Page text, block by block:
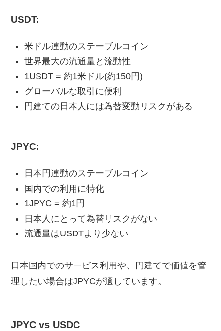
USDT:
米ドル連動のステーブルコイン
世界最大の流通量と流動性
1USDT = 約1米ドル(約150円)
グローバルな取引に便利
円建ての日本人には為替変動リスクがある
JPYC:
日本円連動のステーブルコイン
国内での利用に特化
1JPYC = 約1円
日本人にとって為替リスクがない
流通量はUSDTより少ない
日本国内でのサービス利用や、円建てで価値を管
理したい場合はJPYCが適しています。
JPYC vs USDC